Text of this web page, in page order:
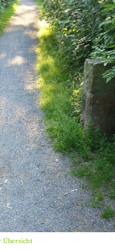
Übersicht